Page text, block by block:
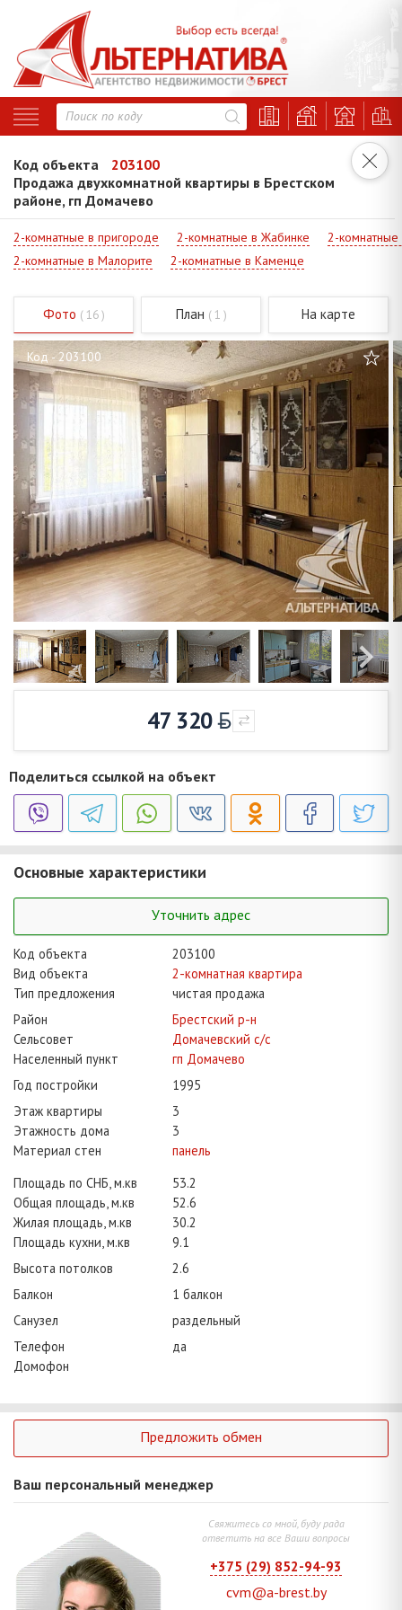
Код объекта
203100
Продажа двухкомнатной квартиры в Брестском
районе, гп Домачево
2-комнатные в пригороде 2-комнатные в Жабинке
2-
2-комнатные в Малорите
2-комнатные в Каменце
Фото ( 16 ) План ( 1 ) На карте
Код - 203100
47 320
Поделиться ссылкой на объект
Основные характеристики
Уточнить адрес
Код объекта
203100
Вид объекта
2-комнатная квартира
Тип предложения
чистая продажа
Район
Брестский р-н
Сельсовет
Домачевский с/с
Населенный пункт
гп Домачево
Год постройки
1995
Этаж квартиры
3
Этажность дома
3
Материал стен
панель
Площадь по СНБ, м.кв
53.2
Общая площадь, м.кв
52.6
Жилая площадь, м.кв
30.2
Площадь кухни, м.кв
9.1
Высота потолков
2.6
Балкон
1 балкон
Санузел
раздельный
Телефон
да
Домофон
Предложить обмен
Ваш персональный менеджер
Свяжитесь со мной, буду рада
ответить на все Ваши вопросы
+375 (29) 852-94-93
cvm@a-brest.by